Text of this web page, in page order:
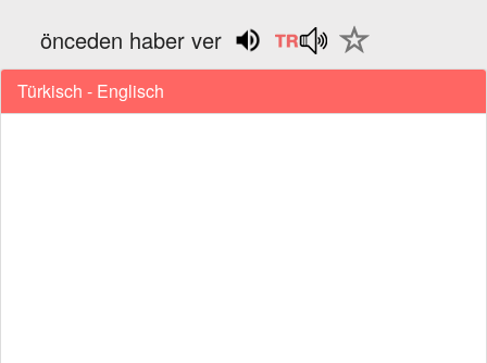
önceden haber ver
Türkisch - Englisch